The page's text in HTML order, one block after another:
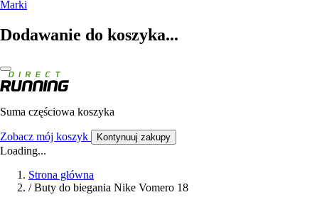
Marki
Dodawanie do koszyka...
Suma częściowa koszyka
Zobacz mój koszyk Kontynuuj zakupy
Loading...
Strona główna
/ Buty do biegania Nike Vomero 18